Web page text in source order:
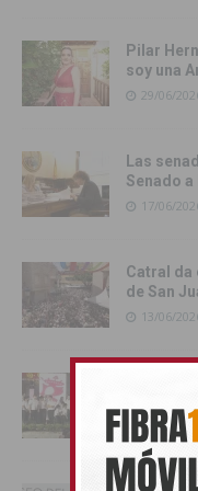
Pilar
soy una
29/06/
Las
Senado
17/06/
Catral da
de San
13/06/
Rafal
con
13/06/2026